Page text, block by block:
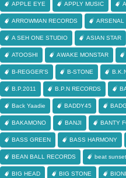
APPLE EYE APPLY MUSIC
ARROWMAN RECORDS ARSENAL
A SEH ONE STUDIO ASIAN STAR
ATOOSHI AWAKE MONSTAR
B-REGGER'S B-STONE
B.P.2011 B.P.N RECORDS
Back Yaadie BADDY45
BAKAMONO BANJI BANTY
BASS GREEN BASS HARMONY
BEAN BALL RECORDS beat sunset
BIG HEAD BIG STONE